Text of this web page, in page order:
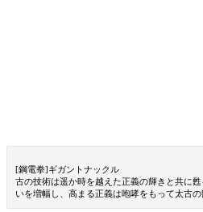
[鋼電拳]ギガントナックル
古の技術は遥か時を越えた正義の輝きと共に
いを増幅し、高まる正義は咆哮をもって太古の